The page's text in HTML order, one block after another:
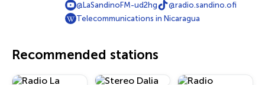
@LaSandinoFM-ud2hg
@radio.sandino.ofi
Telecommunications in Nicaragua
Recommended stations